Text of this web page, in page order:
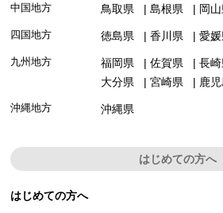
中国地方 鳥取県 島根県 岡
四国地方 徳島県 香川県 愛媛
九州地方 福岡県 佐賀県 長崎
大分県
宮崎県 鹿
沖縄地方 沖縄県
はじめての方へ
はじめての方へ